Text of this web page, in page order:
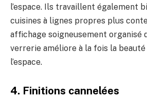
l’espace. Ils travaillent également
cuisines à lignes propres plus
affichage soigneusement organisé
verrerie améliore à la fois la
l’espace.
4. Finitions cannelées